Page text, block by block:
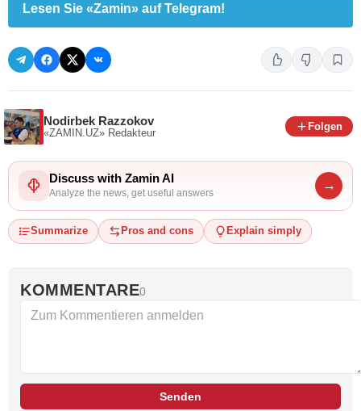
Lesen Sie «Zamin» auf Telegram!
Nodirbek Razzokov
«ZAMIN.UZ» Redakteur
Folgen
Discuss with Zamin AI
Analyze the news, get useful answers
→
Summarize Pros and cons Explain simply
KOMMENTARE0
Senden